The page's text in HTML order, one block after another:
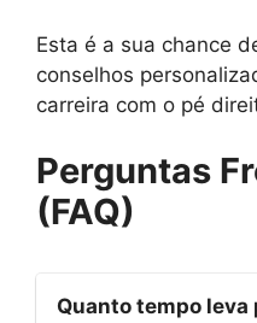
Esta é a sua chance
conselhos
carreira com o pé
Perguntas
(FAQ)
Quanto tempo